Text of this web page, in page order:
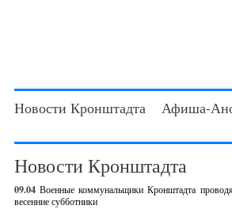
Новости Кронштадта Афиша-
Новости Кронштадта
09.04 Военные коммунальщики Кронштадта
весенние субботники